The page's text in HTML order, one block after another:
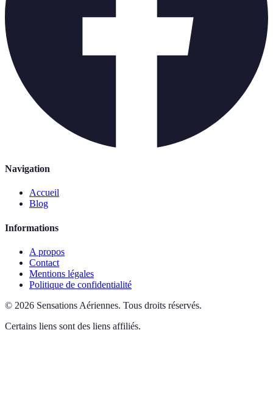
Navigation
Accueil
Blog
Informations
A propos
Contact
Mentions légales
Politique de confidentialité
© 2026 Sensations Aériennes. Tous droits réservés.
Certains liens sont des liens affiliés.